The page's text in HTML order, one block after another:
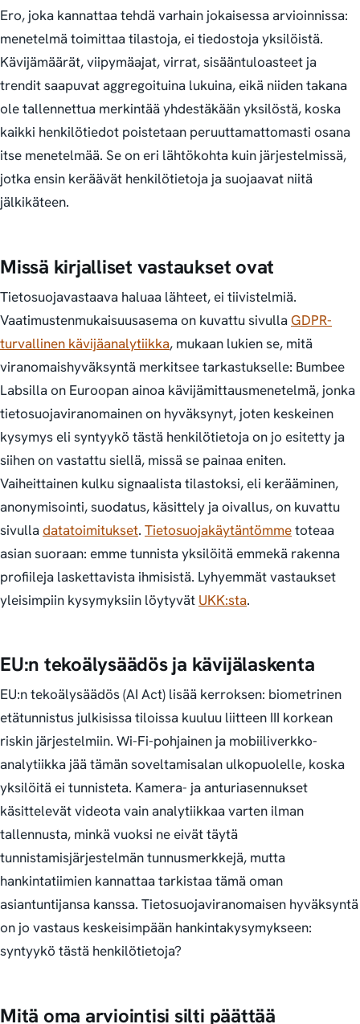
Ero, joka kannattaa tehdä varhain jokaisessa arvioinnissa:
menetelmä toimittaa tilastoja, ei tiedostoja yksilöistä.
Kävijämäärät, viipymäajat, virrat, sisääntuloasteet ja
trendit saapuvat aggregoituina lukuina, eikä niiden takana
ole tallennettua merkintää yhdestäkään yksilöstä, koska
kaikki henkilötiedot poistetaan peruuttamattomasti osana
itse menetelmää. Se on eri lähtökohta kuin järjestelmissä,
jotka ensin keräävät henkilötietoja ja suojaavat niitä
jälkikäteen.
Missä kirjalliset vastaukset ovat
Tietosuojavastaava haluaa lähteet, ei tiivistelmiä.
Vaatimustenmukaisuusasema on kuvattu sivulla GDPR-
turvallinen kävijäanalytiikka, mukaan lukien se, mitä
viranomaishyväksyntä merkitsee tarkastukselle: Bumbee
Labsilla on Euroopan ainoa kävijämittausmenetelmä, jonka
tietosuojaviranomainen on hyväksynyt, joten keskeinen
kysymys eli syntyykö tästä henkilötietoja on jo esitetty ja
siihen on vastattu siellä, missä se painaa eniten.
Vaiheittainen kulku signaalista tilastoksi, eli kerääminen,
anonymisointi, suodatus, käsittely ja oivallus, on kuvattu
sivulladatatoimitukset. Tietosuojakäytäntömmetoteaa
asian suoraan: emme tunnista yksilöitä emmekä rakenna
profiileja laskettavista ihmisistä. Lyhyemmät vastaukset
yleisimpiin kysymyksiin löytyvät UKK:sta.
EU:n tekoälysäädös ja kävijälaskenta
EU:n tekoälysäädös (AI Act) lisää kerroksen: biometrinen
etätunnistus julkisissa tiloissa kuuluu liitteen III korkean
riskin järjestelmiin. Wi-Fi-pohjainen ja mobiiliverkko-
analytiikka jää tämän soveltamisalan ulkopuolelle, koska
yksilöitä ei tunnisteta. Kamera- ja anturiasennukset
käsittelevät videota vain analytiikkaa varten ilman
tallennusta, minkä vuoksi ne eivät täytä
tunnistamisjärjestelmän tunnusmerkkejä, mutta
hankintatiimien kannattaa tarkistaa tämä oman
asiantuntijansa kanssa. Tietosuojaviranomaisen hyväksyntä
on jo vastaus keskeisimpään hankintakysymykseen:
syntyykö tästä henkilötietoja?
Mitä oma arviointisi silti päättää